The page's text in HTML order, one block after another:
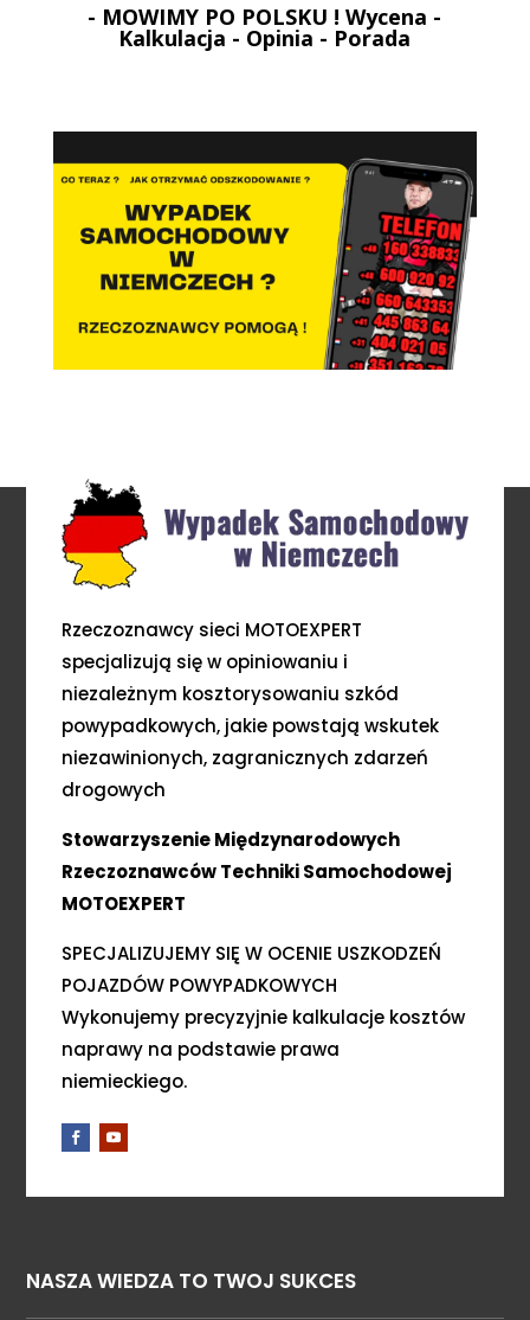
- MOWIMY PO POLSKU ! Wycena -
Kalkulacja - Opinia - Porada
Rzeczoznawcy sieci MOTOEXPERT
specjalizują się w opiniowaniu i
niezależnym kosztorysowaniu szkód
powypadkowych, jakie powstają wskutek
niezawinionych, zagranicznych zdarzeń
drogowych
Stowarzyszenie Międzynarodowych
Rzeczoznawców Techniki Samochodowej
MOTOEXPERT
SPECJALIZUJEMY SIĘ W OCENIE USZKODZEŃ
POJAZDÓW POWYPADKOWYCH
Wykonujemy precyzyjnie kalkulacje kosztów
naprawy na podstawie prawa
niemieckiego.
NASZA WIEDZA TO TWOJ SUKCES